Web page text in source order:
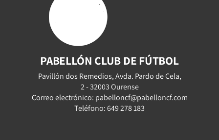
PABELLÓN CLUB DE FÚTBOL
Pavillón dos Remedios, Avda. Pardo de Cela,
2 - 32003 Ourense
Correo electrónico: pabelloncf@pabelloncf.com
Teléfono: 649 278 183